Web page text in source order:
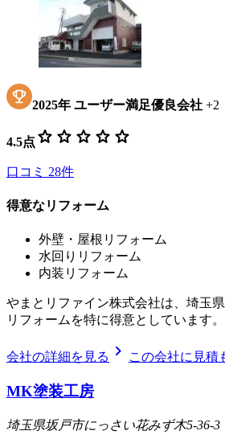
2025年 ユーザー満足優良会社 +2
4.5点 star star star star star
口コミ 28件
得意なリフォーム
外壁・屋根リフォーム
水回りリフォーム
内装リフォーム
やまとリファイン株式会社は、埼玉
リフォームを特に得意としています
会社の詳細を見る chevron_right この会社に見積
MK塗装工房
埼玉県坂戸市にっさい花みず木5-36-3